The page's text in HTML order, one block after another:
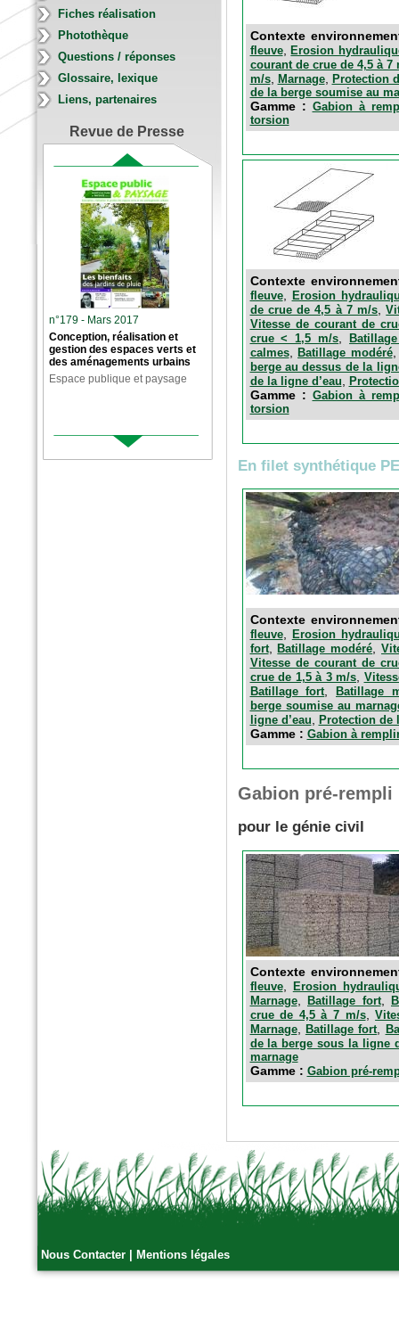
Fiches réalisation
Photothèque
Questions / réponses
Glossaire, lexique
Liens, partenaires
Revue de Presse
n°179 - Mars 2017
Conception, réalisation et
gestion des espaces verts et
des aménagements urbains
Espace publique et paysage
Contexte
fleuve,Erosion
courant de crue de 4,5 à 7
m/s, Marnage, Protection
de la berge soumise au
Gamme : Gabion à
torsion
Contexte
fleuve, Erosion
de crue de 4,5 à 7 m/s ,
Vitesse de courant de
crue < 1,5 m/s ,
calmes, Batillage modéré
berge au dessus de la
de la ligne d’eau
Gamme : Gabion à
torsion
En filet synthétique
Contexte
fleuve,
Erosion
fort,Batillage modéré ,
Vitesse de courant de
crue de 1,5 à 3 m/s
Batillage fort
Batillage
berge soumise au
ligne d’eau
Protection de
Gamme : Gabion à
Gabion pré-rempli
pour le génie civil
Contexte
fleuve, Erosion
Marnage, Batillage fort,
crue de 4,5 à 7 m/s,
Marnage, Batillage fort
de la berge sous la ligne
marnage
Gamme : Gabion pré-
Nous Contacter | Mentions légales